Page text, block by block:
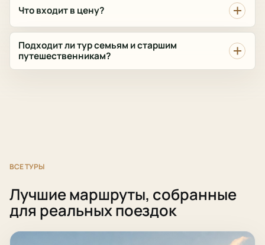
Что входит в цену?
Подходит ли тур семьям и старшим
путешественникам?
ВСЕ ТУРЫ
Лучшие маршруты, собранные
для реальных поездок